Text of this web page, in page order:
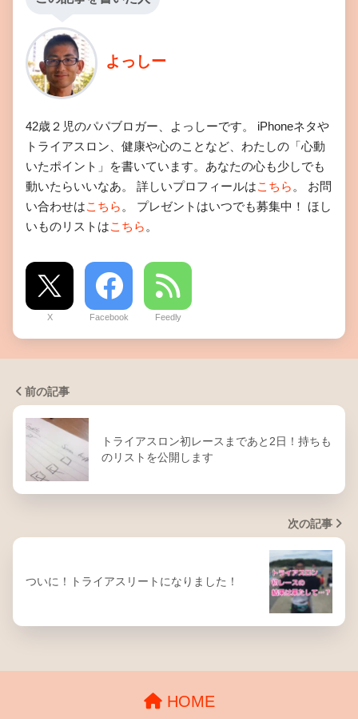
よっしー
42歳２児のパパブロガー、よっしーです。 iPhoneネタや
トライアスロン、健康や心のことなど、わたしの「心動
いたポイント」を書いています。あなたの心も少しでも
動いたらいいなあ。 詳しいプロフィールはこちら 。 お問
い合わせはこちら 。 プレゼントはいつでも募集中！ ほし
いものリストはこちら 。
X Facebook Feedly
前の記事
トライアスロン初レースまであと2日！持ちも
のリストを公開します
次の記事
ついに！トライアスリートになりました！
HOME